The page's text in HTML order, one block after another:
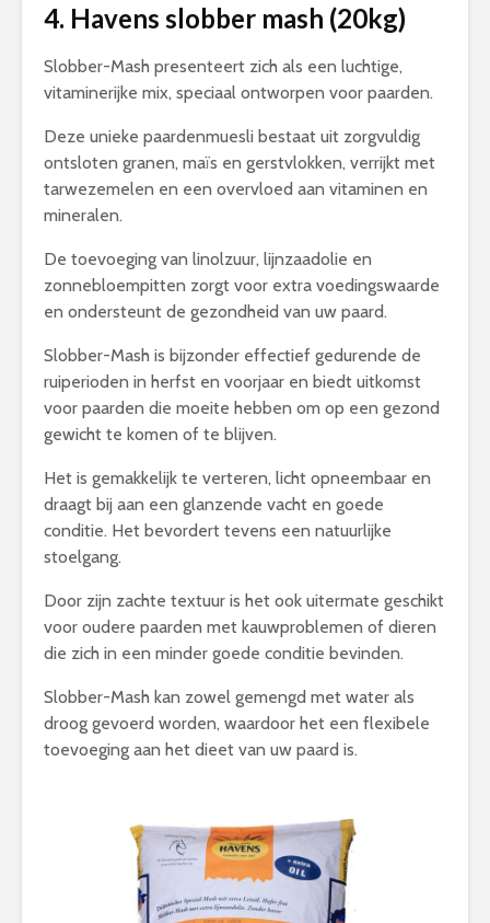
4. Havens slobber mash (20kg)
Slobber-Mash presenteert zich als een luchtige,
vitaminerijke mix, speciaal ontworpen voor paarden.
Deze unieke paardenmuesli bestaat uit zorgvuldig
ontsloten granen, maïs en gerstvlokken, verrijkt met
tarwezemelen en een overvloed aan vitaminen en
mineralen.
De toevoeging van linolzuur, lijnzaadolie en
zonnebloempitten zorgt voor extra voedingswaarde
en ondersteunt de gezondheid van uw paard.
Slobber-Mash is bijzonder effectief gedurende de
ruiperioden in herfst en voorjaar en biedt uitkomst
voor paarden die moeite hebben om op een gezond
gewicht te komen of te blijven.
Het is gemakkelijk te verteren, licht opneembaar en
draagt bij aan een glanzende vacht en goede
conditie. Het bevordert tevens een natuurlijke
stoelgang.
Door zijn zachte textuur is het ook uitermate geschikt
voor oudere paarden met kauwproblemen of dieren
die zich in een minder goede conditie bevinden.
Slobber-Mash kan zowel gemengd met water als
droog gevoerd worden, waardoor het een flexibele
toevoeging aan het dieet van uw paard is.